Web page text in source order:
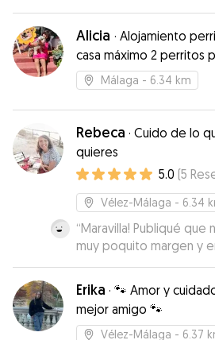
Alicia · Alojamiento
casa máximo 2 perritos
Málaga - 6.34 km
Rebeca · Cuido de lo
quieres
5.0 (5
Vélez-Málaga - 6.34
“Maravilla! Publiqué que
muy poquito margen y
ofreció. Muy amable,
(humanos y su perrita
Toscana, que se sintió
volcaron con ella y
Recomendamos y
Erika · 🐾 Amor y
mejor amigo 🐾
Vélez-Málaga - 6.37